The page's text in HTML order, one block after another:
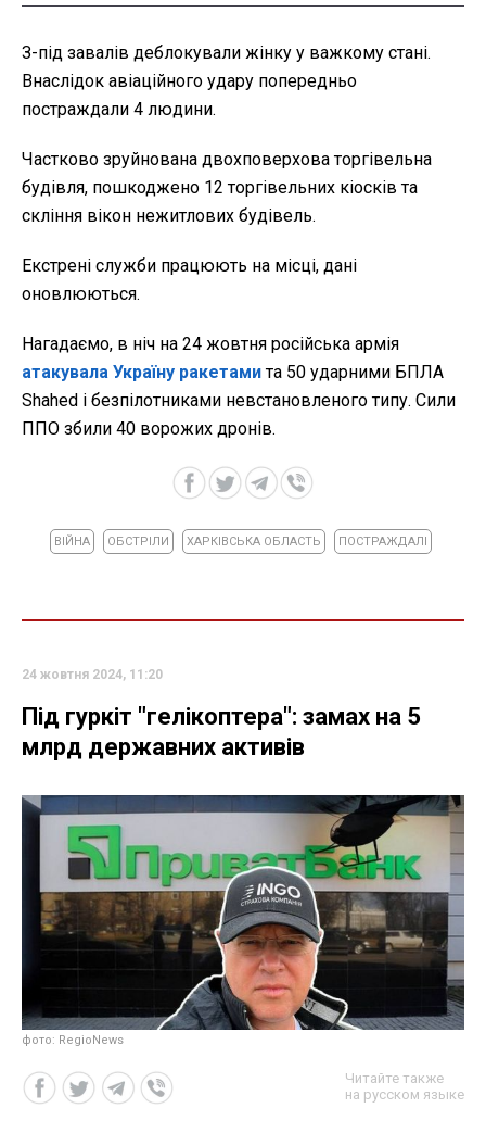
З-під завалів деблокували жінку у важкому стані.
Внаслідок авіаційного удару попередньо
постраждали 4 людини.
Частково зруйнована двохповерхова торгівельна
будівля, пошкоджено 12 торгівельних кіосків та
скління вікон нежитлових будівель.
Екстрені служби працюють на місці, дані
оновлюються.
Нагадаємо, в ніч на 24 жовтня російська армія
атакувала Україну ракетамита 50 ударними БПЛА
Shahed і безпілотниками невстановленого типу. Сили
ППО збили 40 ворожих дронів.
ВІЙНА ОБСТРІЛИ ХАРКІВСЬКА ОБЛАСТЬ ПОСТРАЖДАЛІ
24 жовтня 2024, 11:20
Під гуркіт "гелікоптера": замах на 5
млрд державних активів
фото: RegioNews
Читайте также
на русском языке